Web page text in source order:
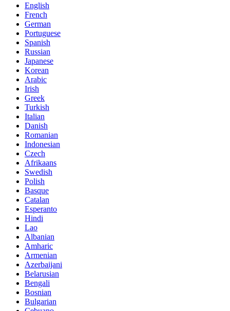
English
French
German
Portuguese
Spanish
Russian
Japanese
Korean
Arabic
Irish
Greek
Turkish
Italian
Danish
Romanian
Indonesian
Czech
Afrikaans
Swedish
Polish
Basque
Catalan
Esperanto
Hindi
Lao
Albanian
Amharic
Armenian
Azerbaijani
Belarusian
Bengali
Bosnian
Bulgarian